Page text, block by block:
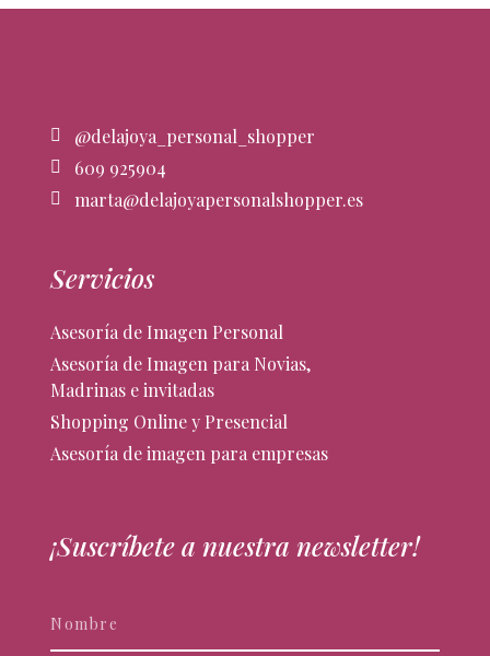
@delajoya_personal_shopper
609 925904
marta@delajoyapersonalshopper.es
Servicios
Asesoría de Imagen Personal
Asesoría de Imagen para Novias,
Madrinas e invitadas
Shopping Online y Presencial
Asesoría de imagen para empresas
¡Suscríbete a nuestra newsletter!
eres